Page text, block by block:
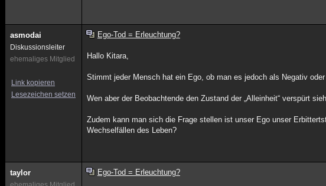
asmodai
Diskussionsleiter
ehemaliges Mitglied
Link kopieren
Lesezeichen setzen
Ego-Tod = Erleuchtung?
Hallo Kitara,
Stimmt jeder Mensch hat ein Ego, ob man es jedoch als Negativ
Wen aber der Beobachtende den Zustand der „Alleinheit“ verspürt
Zudem kann man sich die Frage stellen ist unser Ego unser
Wechselfällen des Leben?
taylor Ego-Tod = Erleuchtung?